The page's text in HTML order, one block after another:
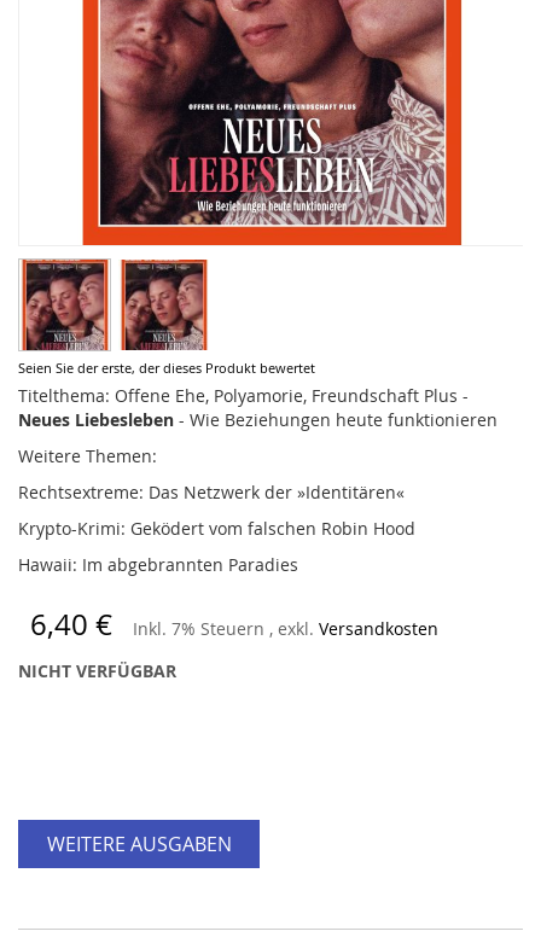
Seien Sie der erste, der dieses Produkt bewertet
Titelthema: Offene Ehe, Polyamorie, Freundschaft Plus -
Neues Liebesleben - Wie Beziehungen heute funktionieren
Weitere Themen:
Rechtsextreme: Das Netzwerk der »Identitären«
Krypto-Krimi: Geködert vom falschen Robin Hood
Hawaii: Im abgebrannten Paradies
6,40 € Inkl. 7% Steuern , exkl. Versandkosten
NICHT VERFÜGBAR
WEITERE AUSGABEN
Zum
Anfang
der
springen